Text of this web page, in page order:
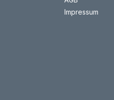
Impressum